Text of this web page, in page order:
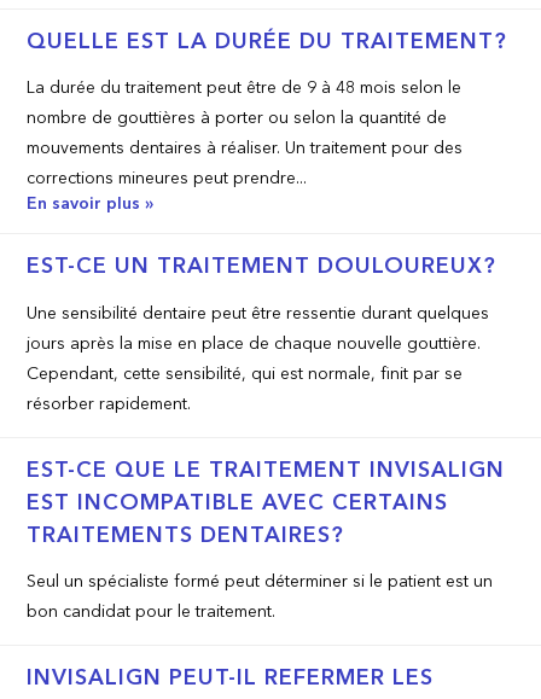
QUELLE EST LA DURÉE DU TRAITEMENT?
La durée du traitement peut être de 9 à 48 mois selon le
nombre de gouttières à porter ou selon la quantité de
mouvements dentaires à réaliser. Un traitement pour des
corrections mineures peut prendre...
En savoir plus »
EST-CE UN TRAITEMENT DOULOUREUX?
Une sensibilité dentaire peut être ressentie durant quelques
jours après la mise en place de chaque nouvelle gouttière.
Cependant, cette sensibilité, qui est normale, finit par se
résorber rapidement.
EST-CE QUE LE TRAITEMENT INVISALIGN
EST INCOMPATIBLE AVEC CERTAINS
TRAITEMENTS DENTAIRES?
Seul un spécialiste formé peut déterminer si le patient est un
bon candidat pour le traitement.
INVISALIGN PEUT-IL REFERMER LES